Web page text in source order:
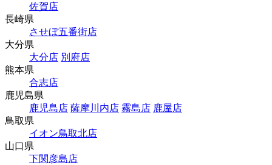
佐賀店
長崎県
させぼ五番街店
大分県
大分店 別府店
熊本県
合志店
鹿児島県
鹿児島店 薩摩川内店 霧島店 鹿屋店
鳥取県
イオン鳥取北店
山口県
下関彦島店